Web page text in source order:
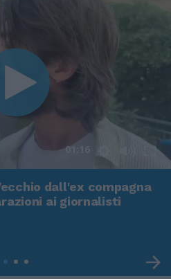
01:16
dall'ex compagna
ai giornalisti